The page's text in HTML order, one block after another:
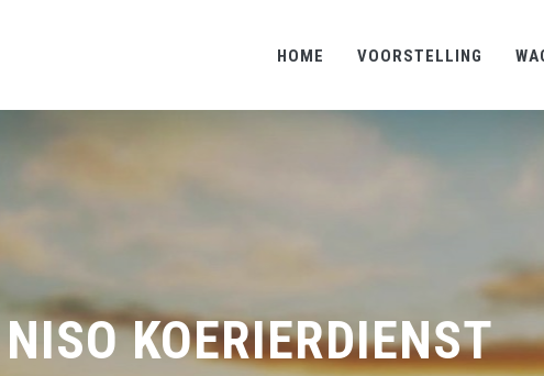
HOME VOORSTELLING
NISO KOERIERDIENST